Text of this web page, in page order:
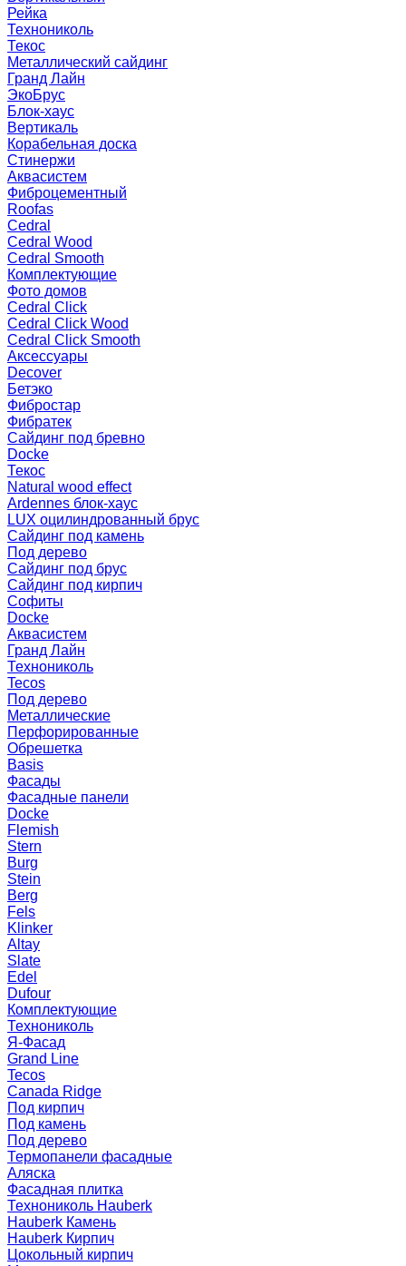
Рейка
Технониколь
Текос
Металлический сайдинг
Гранд Лайн
ЭкоБрус
Блок-хаус
Вертикаль
Корабельная доска
Стинержи
Аквасистем
Фиброцементный
Roofas
Cedral
Cedral Wood
Cedral Smooth
Комплектующие
Фото домов
Cedral Click
Cedral Click Wood
Cedral Click Smooth
Аксессуары
Decover
Бетэко
Фибростар
Фибратек
Сайдинг под бревно
Docke
Текос
Natural wood effect
Ardennes блок-хаус
LUX оцилиндрованный брус
Сайдинг под камень
Под дерево
Сайдинг под брус
Сайдинг под кирпич
Софиты
Docke
Аквасистем
Гранд Лайн
Технониколь
Tecos
Под дерево
Металлические
Перфорированные
Обрешетка
Basis
Фасады
Фасадные панели
Docke
Flemish
Stern
Burg
Stein
Berg
Fels
Klinker
Altay
Slate
Edel
Dufour
Комплектующие
Технониколь
Я-Фасад
Grand Line
Tecos
Canada Ridge
Под кирпич
Под камень
Под дерево
Термопанели фасадные
Аляска
Фасадная плитка
Технониколь Hauberk
Hauberk Камень
Hauberk Кирпич
Цокольный кирпич